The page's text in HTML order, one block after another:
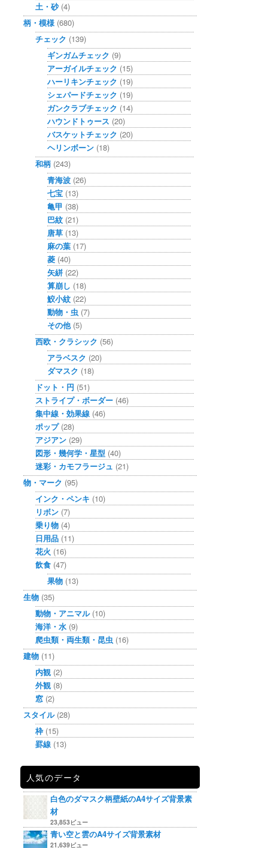
土・砂(4)
柄・模様 (680)
チェック (139)
ギンガムチェック (9)
アーガイルチェック (15)
ハーリキンチェック (19)
シェパードチェック (19)
ガンクラブチェック (14)
ハウンドトゥース (20)
バスケットチェック (20)
ヘリンボーン (18)
和柄 (243)
青海波 (26)
七宝 (13)
亀甲 (38)
巴紋 (21)
唐草 (13)
麻の葉 (17)
菱 (40)
矢絣 (22)
算崩し (18)
鮫小紋 (22)
動物・虫 (7)
その他(5)
西欧・クラシック (56)
アラベスク (20)
ダマスク (18)
ドット・円 (51)
ストライプ・ボーダー (46)
集中線・効果線 (46)
ポップ(28)
アジアン (29)
図形・幾何学・星型 (40)
迷彩・カモフラージュ (21)
物・マーク (95)
インク・ペンキ (10)
リボン (7)
乗り物 (4)
日用品 (11)
花火 (16)
飲食 (47)
果物 (13)
生物 (35)
動物・アニマル(10)
海洋・水 (9)
爬虫類・両生類・昆虫 (16)
建物 (11)
内観 (2)
外観 (8)
窓 (2)
スタイル(28)
枠 (15)
罫線 (13)
人気のデータ
白色のダマスク柄壁紙のA4サイズ背景素
材
23,853ビュー
青い空と雲のA4サイズ背景素材
21,639ビュー